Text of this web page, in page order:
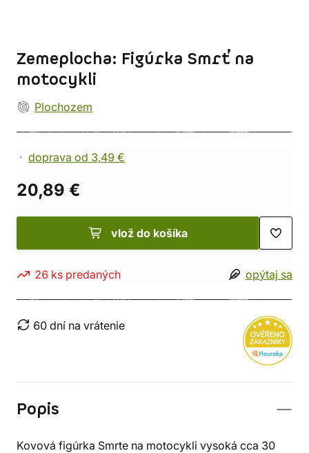
Zemeplocha: Figúrka Smrť na
motocykli
Plochozem
doprava od 3,49 €
20,89 €
vlož do košíka
26 ks predaných opýtaj sa
60 dní na vrátenie
Popis
Kovová figúrka Smrte na motocykli vysoká cca 30